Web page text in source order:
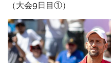
（大会9日目①）